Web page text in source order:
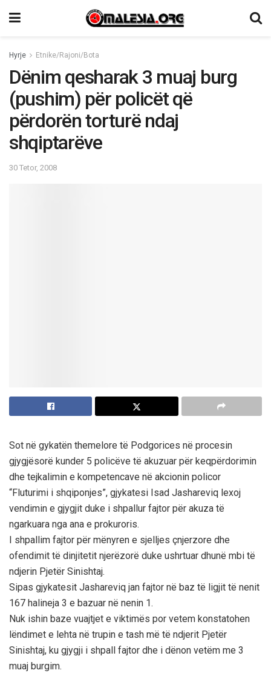
Hyrje Etnike/Rajoni/Bota
Dënim qesharak 3 muaj burg
(pushim) për policët që
përdorën torturë ndaj
shqiptarëve
30 Tetor, 2008
Sot në gykatën themelore të Podgorices në procesin
gjygjësorë kunder 5 policëve të akuzuar për keqpërdorimin
dhe tejkalimin e kompetencave në akcionin policor
“Fluturimi i shqiponjes”, gjykatesi Isad Jashareviq lexoj
vendimin e gjygjit duke i shpallur fajtor për akuza të
ngarkuara nga ana e prokuroris.
I shpallim fajtor për mënyren e sjelljes çnjerzore dhe
ofendimit të dinjitetit njerëzorë duke ushrtuar dhunë mbi të
ndjerin Pjetër Sinishtaj.
Sipas gjykatesit Jashareviq jan fajtor në baz të ligjit të nenit
167 halineja 3 e bazuar në nenin 1.
Nuk ishin baze vuajtjet e viktimës por vetem konstatohen
lëndimet e lehta në trupin e tash më të ndjerit Pjetër
Sinishtaj, ku gjygji i shpall fajtor dhe i dënon vetëm me 3
muaj burgim.